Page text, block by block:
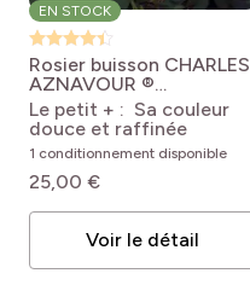
EN STOCK
Rosier buisson CHARLES
AZNAVOUR ®
Meibeausai Rosa
'Meibeausai' CHARLES
AZNAVOUR®
Le petit + : Sa couleur
douce et raffinée
1 conditionnement disponible
25,00 €
Voir le détail